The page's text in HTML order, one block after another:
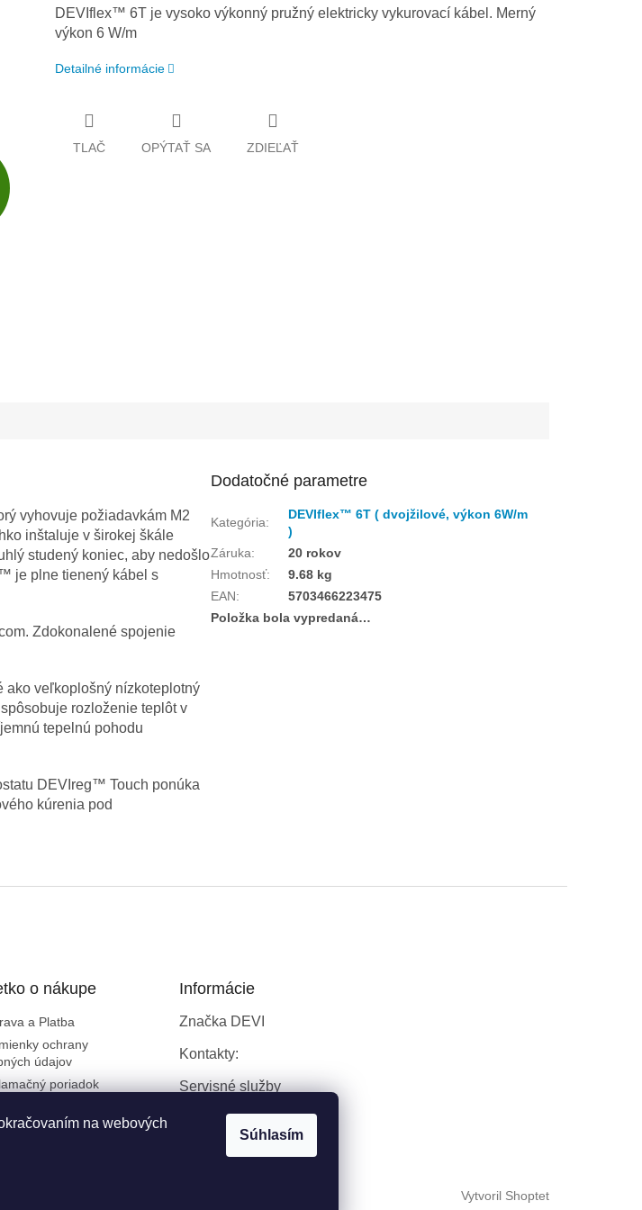
na webových
Súhlasím
DEVIflex™ 6T je vysoko výkonný pružný elektricky vykurovací kábel. Merný
výkon 6 W/m
Detailné informácie
TLAČ OPÝTAŤ SA ZDIEĽAŤ
vyhovuje požiadavkám M2
inštaluje v širokej škále
studený koniec, aby nedošlo
je plne tienený kábel s
Zdokonalené spojenie
ako veľkoplošný nízkoteplotný
rozloženie teplôt v
tepelnú pohodu
DEVIreg™ Touch ponúka
kúrenia pod
Dodatočné parametre
Kategória:
DEVIflex™ 6T ( dvojžilové, výkon 6W/m
)
Záruka:
20 rokov
Hmotnosť:
9.68 kg
EAN:
5703466223475
Položka bola vypredaná…
o nákupe
a Platba
ochrany
údajov
poriadok
Informácie
Značka DEVI
Kontakty:
Servisné služby
Vytvoril Shoptet